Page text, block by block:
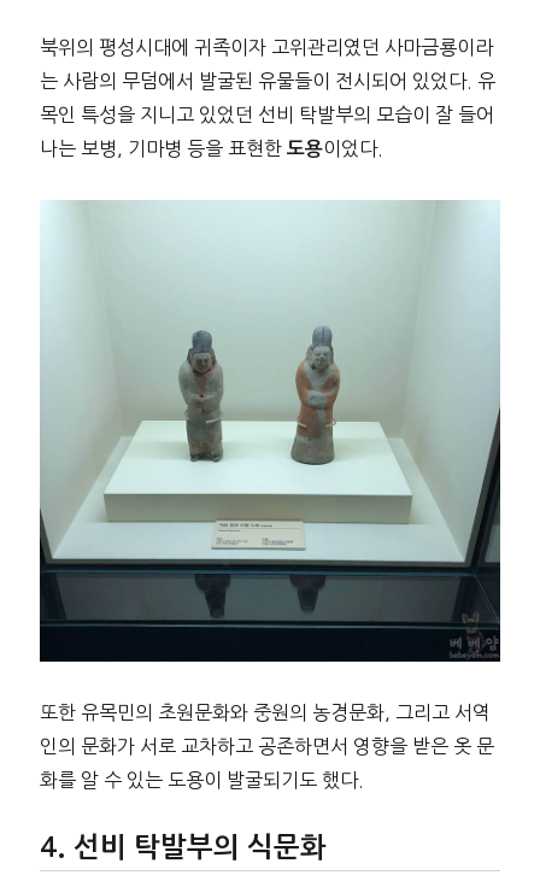
북위의 평성시대에 귀족이자 고위관리였던 사마금룡이라
는 사람의 무덤에서 발굴된 유물들이 전시되어 있었다. 유
목인 특성을 지니고 있었던 선비 탁발부의 모습이 잘 들어
나는 보병, 기마병 등을 표현한 도용이었다.
또한 유목민의 초원문화와 중원의 농경문화, 그리고 서역
인의 문화가 서로 교차하고 공존하면서 영향을 받은 옷 문
화를 알 수 있는 도용이 발굴되기도 했다.
선비 탁발부의 식문화